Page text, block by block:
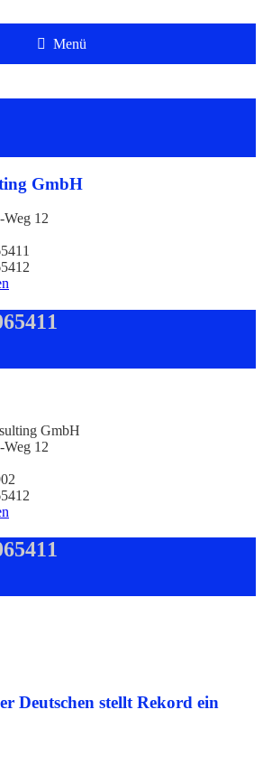
Menü
GmbH
12
GmbH
12
Deutschen stellt Rekord ein